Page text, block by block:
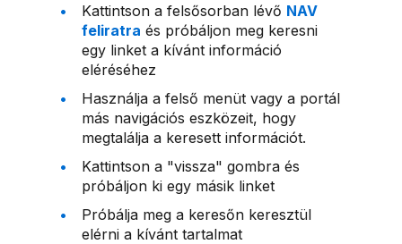
Kattintson a felsősorban lévő NAV
feliratra és próbáljon meg keresni
egy linket a kívánt információ
eléréséhez
Használja a felső menüt vagy a portál
más navigációs eszközeit, hogy
megtalálja a keresett információt.
Kattintson a "vissza" gombra és
próbáljon ki egy másik linket
Próbálja meg a keresőn keresztül
elérni a kívánt tartalmat